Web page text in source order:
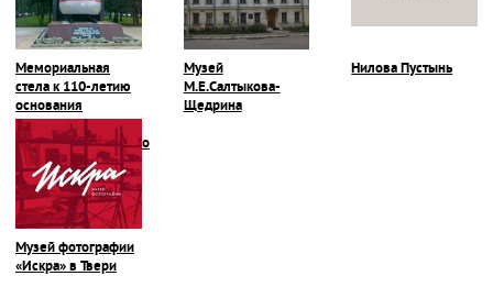
Мемориальная
стела к 110-летию
основания
Тверского
вагоностроительного
завода
Музей
М.Е.Салтыкова-
Щедрина
Нилова Пустынь
Музей фотографии
«Искра» в Твери